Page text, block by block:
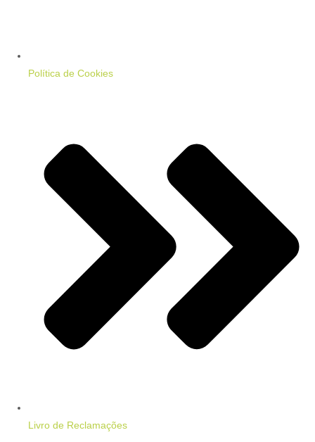
Política de Cookies
Livro de Reclamações